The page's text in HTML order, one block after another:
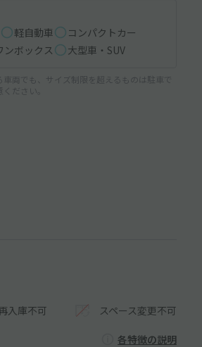
軽自動車
コンパクトカー
ンボックス 大型車・SUV
両でも、サイズ制限を超えるものは駐車で
ださい。
入庫不可 スペース変更不可
各特徴の説明